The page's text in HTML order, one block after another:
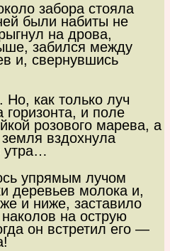
забора стояла
были набиты не
на дрова,
забился между
и, свернувшись
как только луч
горизонта, и поле
розового марева, а
вздохнула
утра…
упрямым лучом
деревьев молока и,
и ниже, заставило
на острую
он встретил его —